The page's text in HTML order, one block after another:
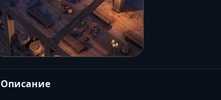
Описание